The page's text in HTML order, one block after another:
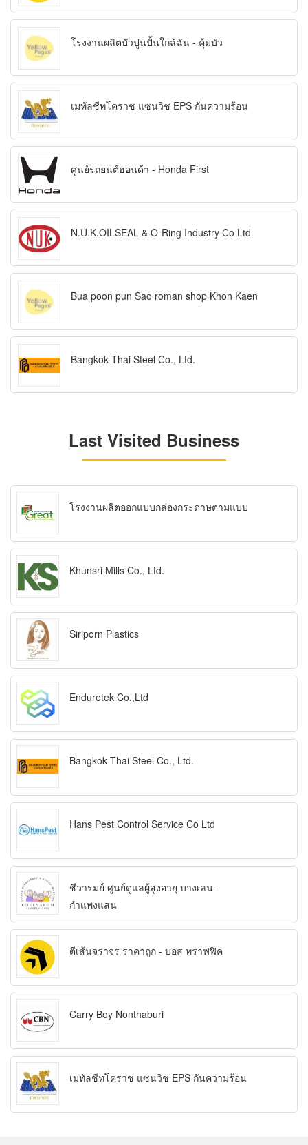
โรงงานผลิตบัวปูนปั้นใกล้ฉัน - คุ้มบัว
เมทัลชีทโคราช แซนวิช EPS กันความร้อน
ศูนย์รถยนต์ฮอนด้า - Honda First
N.U.K.OILSEAL & O-Ring Industry Co Ltd
Bua poon pun Sao roman shop Khon Kaen
Bangkok Thai Steel Co., Ltd.
Last Visited Business
โรงงานผลิตออกแบบกล่องกระดาษตามแบบ
Khunsri Mills Co., Ltd.
Siriporn Plastics
Enduretek Co.,Ltd
Bangkok Thai Steel Co., Ltd.
Hans Pest Control Service Co Ltd
ชีวารมย์ ศูนย์ดูแลผู้สูงอายุ บางเลน -
กำแพงแสน
ตีเส้นจราจร ราคาถูก - บอส ทราฟฟิค
Carry Boy Nonthaburi
เมทัลชีทโคราช แซนวิช EPS กันความร้อน